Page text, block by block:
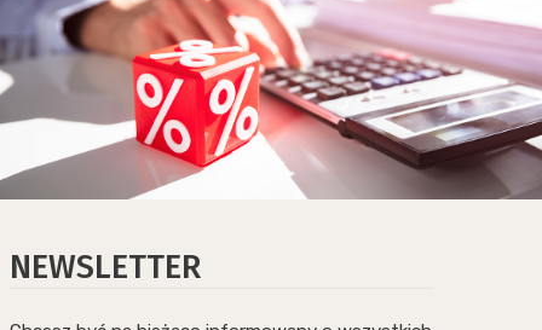
NEWSLETTER